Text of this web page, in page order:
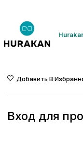
Добавить В
Вход для